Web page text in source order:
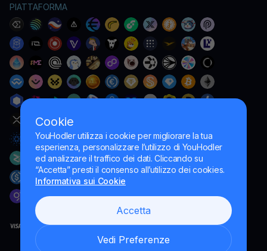
Cookie
YouHodler utilizza i cookie per migliorare la tua
esperienza, personalizzare l’utilizzo di YouHodler
ed analizzare il traffico dei dati. Cliccando su
“Accetta” presti il consenso all’utilizzo dei cookies.
Informativa sui Cookie
Accetta
Vedi Preferenze
PIATTAFORMA